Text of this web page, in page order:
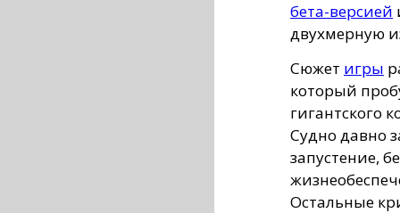
бета-версией
двухмерную
Сюжет игры
который
гигантского
Судно давно
запустение,
Остальные